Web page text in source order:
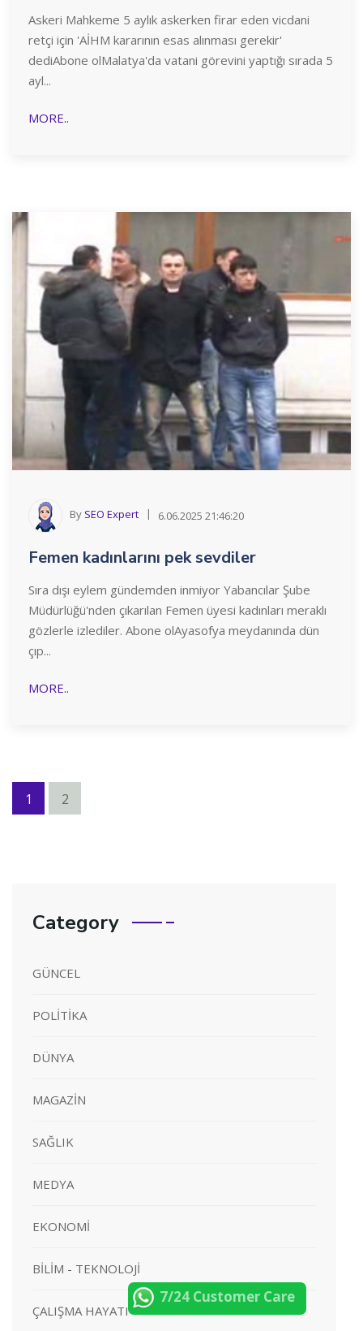
Askeri Mahkeme 5 aylık askerken firar eden vicdani
retçi için 'AİHM kararının esas alınması gerekir'
dediAbone olMalatya'da vatani görevini yaptığı sırada 5
ayl...
MORE..
By SEO Expert 6.06.2025 21:46:20
Femen kadınlarını pek sevdiler
Sıra dışı eylem gündemden inmiyor Yabancılar Şube
Müdürlüğü'nden çıkarılan Femen üyesi kadınları meraklı
gözlerle izlediler. Abone olAyasofya meydanında dün
çıp...
MORE..
1 2
Category
GÜNCEL
POLİTİKA
DÜNYA
MAGAZİN
SAĞLIK
MEDYA
EKONOMİ
BİLİM - TEKNOLOJİ
ÇALIŞMA HAYATI
7/24 Customer Care